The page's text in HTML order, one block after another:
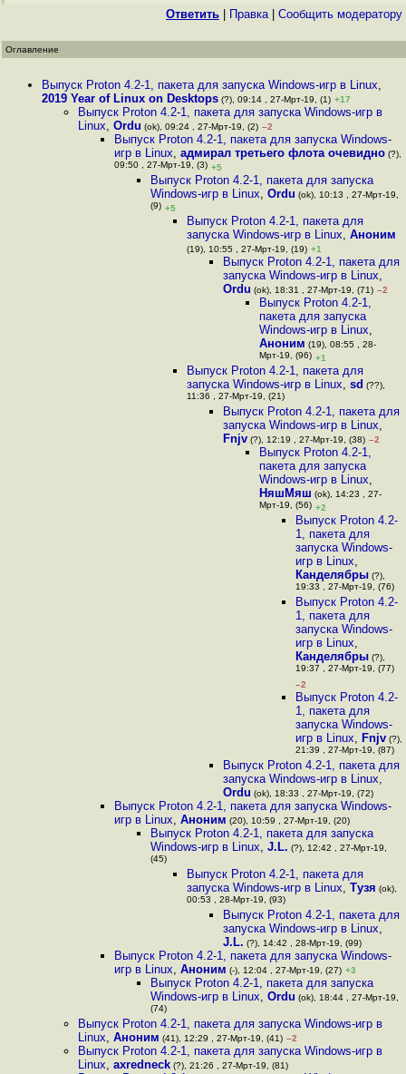
Ответить Правка| Cообщить модератору
Оглавление
Выпуск Proton 4.2-1, пакета для запуска Windows-игр в Linux,
2019 Year of Linux on Desktops (?), 09:14 , 27-Мрт-19, (1) +17
Выпуск Proton 4.2-1, пакета для запуска Windows-игр в
Linux, Ordu (ok), 09:24 , 27-Мрт-19, (2) –2
Выпуск Proton 4.2-1, пакета для запуска Windows-
игр в Linux, адмирал третьего флота очевидно (?),
09:50 , 27-Мрт-19, (3) +5
Выпуск Proton 4.2-1, пакета для запуска
Windows-игр в Linux, Ordu (ok), 10:13 , 27-Мрт-19,
(9) +5
Выпуск Proton 4.2-1, пакета для
запуска Windows-игр в Linux, Аноним
(19), 10:55 , 27-Мрт-19, (19) +1
Выпуск Proton 4.2-1, пакета для
запуска Windows-игр в Linux,
Ordu (ok), 18:31 , 27-Мрт-19, (71) –2
Выпуск Proton 4.2-1,
пакета для запуска
Windows-игр в Linux,
Аноним (19), 08:55 , 28-
Мрт-19, (96) +1
Выпуск Proton 4.2-1, пакета для
запуска Windows-игр в Linux, sd (??),
11:36 , 27-Мрт-19, (21)
Выпуск Proton 4.2-1, пакета для
запуска Windows-игр в Linux,
Fnjv (?), 12:19 , 27-Мрт-19, (38) –2
Выпуск Proton 4.2-1,
пакета для запуска
Windows-игр в Linux,
НяшМяш (ok), 14:23 , 27-
Мрт-19, (56) +2
Выпуск Proton 4.2-
1, пакета для
запуска Windows-
игр в Linux,
Канделябры (?),
19:33 , 27-Мрт-19, (76)
Выпуск Proton 4.2-
1, пакета для
запуска Windows-
игр в Linux,
Канделябры (?),
19:37 , 27-Мрт-19, (77)
–2
Выпуск Proton 4.2-
1, пакета для
запуска Windows-
игр в Linux, Fnjv (?),
21:39 , 27-Мрт-19, (87)
Выпуск Proton 4.2-1, пакета для
запуска Windows-игр в Linux,
Ordu (ok), 18:33 , 27-Мрт-19, (72)
Выпуск Proton 4.2-1, пакета для запуска Windows-
игр в Linux, Аноним (20), 10:59 , 27-Мрт-19, (20)
Выпуск Proton 4.2-1, пакета для запуска
Windows-игр в Linux, J.L. (?), 12:42 , 27-Мрт-19,
(45)
Выпуск Proton 4.2-1, пакета для
запуска Windows-игр в Linux, Тузя (ok),
00:53 , 28-Мрт-19, (93)
Выпуск Proton 4.2-1, пакета для
запуска Windows-игр в Linux,
J.L. (?), 14:42 , 28-Мрт-19, (99)
Выпуск Proton 4.2-1, пакета для запуска Windows-
игр в Linux, Аноним (-), 12:04 , 27-Мрт-19, (27) +3
Выпуск Proton 4.2-1, пакета для запуска
Windows-игр в Linux, Ordu (ok), 18:44 , 27-Мрт-19,
(74)
Выпуск Proton 4.2-1, пакета для запуска Windows-игр в
Linux, Аноним (41), 12:29 , 27-Мрт-19, (41) –2
Выпуск Proton 4.2-1, пакета для запуска Windows-игр в
Linux, axredneck (?), 21:26 , 27-Мрт-19, (81)